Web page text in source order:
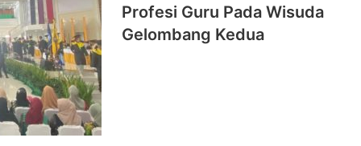
Profesi Guru Pada Wisuda
Gelombang Kedua